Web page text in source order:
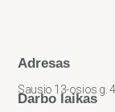
Adresas
Sausio 13-osios g.
Darbo laikas